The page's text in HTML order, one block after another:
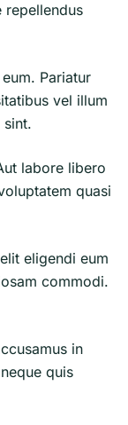
repellendus
Pariatur
vel illum
sint.
labore libero
quasi
eligendi eum
commodi.
in
quis